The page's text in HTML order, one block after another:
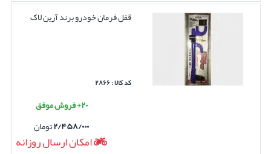
قفل فرمان خودرو برند آرین لاک
کد کالا : ۲۸۶۶
۲۰+ فروش موفق
۲/۴۵۸/۰۰۰تومان
امکان ارسال روزانه